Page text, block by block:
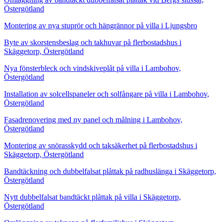
Östergötland
Montering av nya stuprör och hängrännor på villa i Ljungsbro
Byte av skorstensbeslag och takhuvar på flerbostadshus i
Skäggetorp, Östergötland
Nya fönsterbleck och vindskiveplåt på villa i Lambohov,
Östergötland
Installation av solcellspaneler och solfångare på villa i Lambohov,
Östergötland
Fasadrenovering med ny panel och målning i Lambohov,
Östergötland
Montering av snörasskydd och taksäkerhet på flerbostadshus i
Skäggetorp, Östergötland
Bandtäckning och dubbelfalsat plåttak på radhuslänga i Skäggetorp,
Östergötland
Nytt dubbelfalsat bandtäckt plåttak på villa i Skäggetorp,
Östergötland